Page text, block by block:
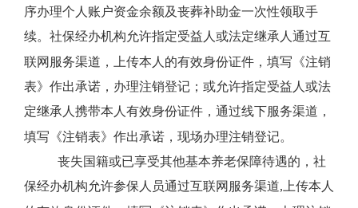
序办理个人账户资金余额及丧葬补助金一次性领取手
续。社保经办机构允许指定受益人或法定继承人通过互
联网服务渠道，上传本人的有效身份证件，填写《注销
表》作出承诺，办理注销登记；或允许指定受益人或法
定继承人携带本人有效身份证件，通过线下服务渠道，
填写《注销表》作出承诺，现场办理注销登记。
丧失国籍或已享受其他基本养老保障待遇的，社
保经办机构允许参保人员通过互联网服务渠道,上传本人